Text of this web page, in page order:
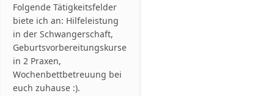
Folgende Tätigkeitsfelder
biete ich an: Hilfeleistung
in der Schwangerschaft,
Geburtsvorbereitungskurse
in 2 Praxen,
Wochenbettbetreuung bei
euch zuhause :).